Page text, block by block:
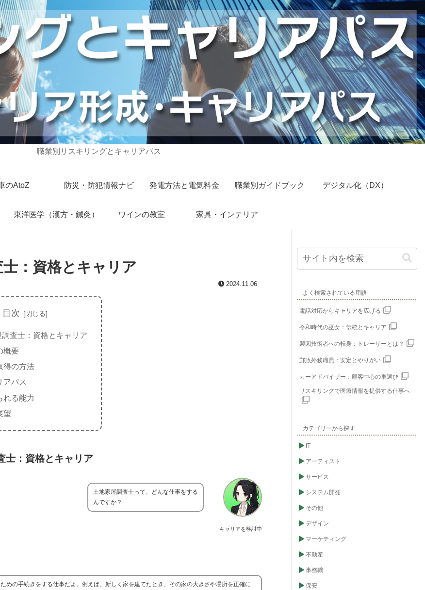
職業別リスキリングとキャリアパス
のAtoZ 防災・防犯情報ナビ 発電方法と電気料金 職業別ガイドブック デジタル化（DX）
東洋医学（漢方・鍼灸） ワインの教室 家具・インテリア
：資格とキャリア
2024.11.06
目次
調査士：資格とキャリア
概要
得の方法
アパス
れる能力
望
士：資格とキャリア
キャリアを検討中
土地家屋調査士って、どんな仕事をする
んですか？
めの手続きをする仕事だよ。例えば、新しく家を建てたとき、その家の大きさや場所を正確に
よく検索されている用語
電話対応からキャリアを広げる
令和時代の巫女：伝統とキャリア
製図技術者への転身：トレーサーとは？
郵政外務職員：安定とやりがい
カーアドバイザー：顧客中心の車選び
リスキリングで医療情報を提供する仕事へ
カテゴリーから探す
IT
アーティスト
サービス
システム開発
その他
デザイン
マーケティング
不動産
事務職
保安